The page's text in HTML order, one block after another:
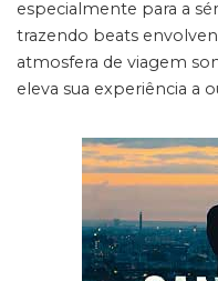
especialmente para a
trazendo beats
atmosfera de viagem
eleva sua experiência a